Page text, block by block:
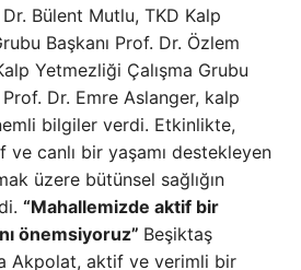
Bülent Mutlu, TKD Kalp
Başkanı Prof. Dr. Özlem
Yetmezliği Çalışma Grubu
Dr. Emre Aslanger, kalp
bilgiler verdi. Etkinlikte,
canlı bir yaşamı destekleyen
üzere bütünsel sağlığın
“Mahallemizde aktif bir
önemsiyoruz” Beşiktaş
Akpolat, aktif ve verimli bir